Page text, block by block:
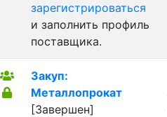
зарегистрироваться
и заполнить профиль
поставщика.
Закуп:
Металлопрокат
[Завершен]